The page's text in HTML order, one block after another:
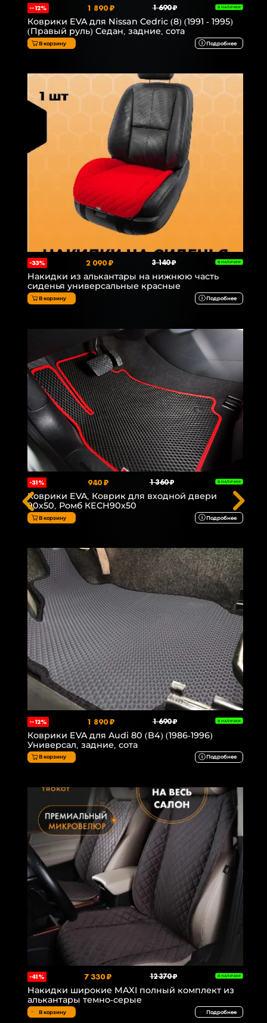
--12% 1 890 ₽ 1 690 ₽ В НАЛИЧИИ
Коврики EVA для Nissan Cedric (8) (1991 - 1995)
(Правый руль) Седан, задние, сота
В корзину Подробнее
-33% 2 090 ₽ 3 140 ₽ В НАЛИЧИИ
Накидки из алькантары на нижнюю часть
сиденья универсальные красные
В корзину Подробнее
-31% 940 ₽ 1 360 ₽ В НАЛИЧИИ
Коврики EVA, Коврик для входной двери
90х50, Ромб КЕСН90х50
В корзину Подробнее
--12% 1 890 ₽ 1 690 ₽ В НАЛИЧИИ
Коврики EVA для Audi 80 (B4) (1986-1996)
Универсал, задние, сота
В корзину Подробнее
-41% 7 330 ₽ 12 370 ₽ В НАЛИЧИИ
Накидки широкие MAXI полный комплект из
алькантары темно-серые
В корзину Подробнее